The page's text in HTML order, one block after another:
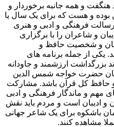
هنگفت و همه جانبه برخوردار و
بوده و هست که برای یک سال یا
فرهنگی و ادبی و هنری
و شاعران را با برگزاری
شان و شخصیت حافظ و
یکی از جمله برنامه های
بزرگداشت ارزشمند و جاودانه
حضرت خواجه شمس الدین
حافظ کل قرآن باشد. مشارکت
مهم و ماندگار فرهنگی و ادبی
و ادیبان است و مردم باید نقش
باشکوه برای یک شاعر جهانی
مشاهده کنند.